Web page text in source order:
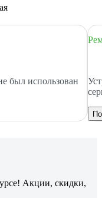
был использован
Акции, скидки,